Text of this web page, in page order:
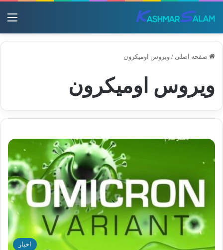
صفحه اصلی / ویروس اومیکرون
ویروس اومیکرون
اخبار